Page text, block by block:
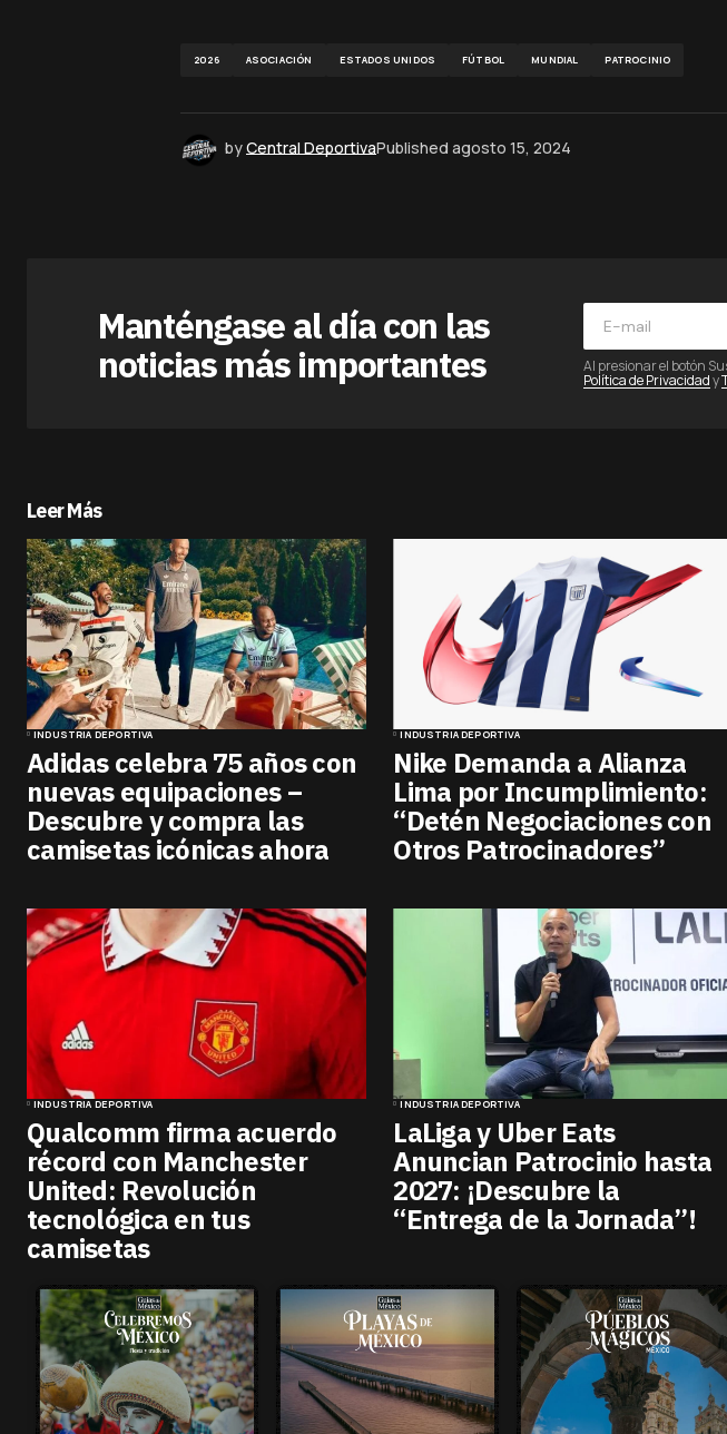
2026 ASOCIACIÓN ESTADOS UNIDOS FÚTBOL MUNDIAL PATROCINIO
byCentral DeportivaPublished agosto 15, 2024
Manténgase al día con las
noticias más importantes
Al presionar el botón
Política de Privacidady
Leer Más
INDUSTRIA DEPORTIVA
Adidas celebra 75 años con
nuevas equipaciones –
Descubre y compra las
camisetas icónicas ahora
INDUSTRIA DEPORTIVA
Nike Demanda a Alianza
Lima por Incumplimiento:
“Detén Negociaciones con
Otros Patrocinadores”
INDUSTRIA DEPORTIVA
Qualcomm firma acuerdo
récord con Manchester
United: Revolución
tecnológica en tus
camisetas
INDUSTRIA DEPORTIVA
LaLiga y Uber Eats
Anuncian Patrocinio hasta
2027: ¡Descubre la
“Entrega de la Jornada”!